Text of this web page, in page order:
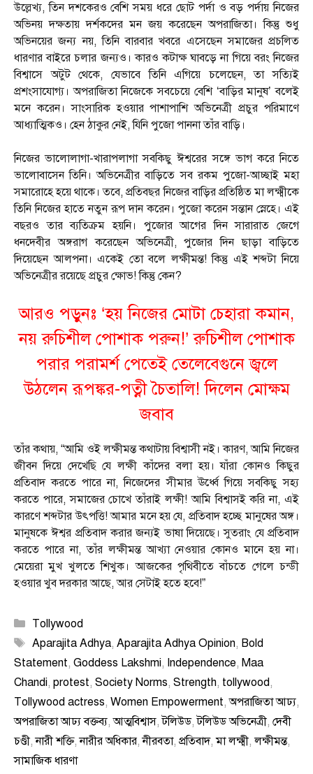
উল্লেখ্য, তিন দশকেরও বেশি সময় ধরে ছোট পর্দা ও বড় পর্দায় নিজের
অভিনয় দক্ষতায় দর্শকদের মন জয় করেছেন অপরাজিতা। কিন্তু শুধু
অভিনয়ের জন্য নয়, তিনি বারবার খবরে এসেছেন সমাজের প্রচলিত
ধারণার বাইরে চলার জন্যও। কারও কটাক্ষ ঘাবড়ে না গিয়ে বরং নিজের
বিশ্বাসে অটুট থেকে, যেভাবে তিনি এগিয়ে চলেছেন, তা সত্যিই
প্রশংসাযোগ্য। অপরাজিতা নিজেকে সবচেয়ে বেশি ‘বাড়ির মানুষ’ বলেই
মনে করেন। সাংসারিক হওয়ার পাশাপাশি অভিনেত্রী প্রচুর পরিমাণে
আধ্যাত্মিকও। হেন ঠাকুর নেই, যিনি পুজো পাননা তাঁর বাড়ি।
নিজের ভালোলাগা-খারাপলাগা সবকিছু ঈশ্বরের সঙ্গে ভাগ করে নিতে
ভালোবাসেন তিনি। অভিনেত্রীর বাড়িতে সব রকম পুজো-আচ্ছাই মহা
সমারোহে হয়ে থাকে। তবে, প্রতিবছর নিজের বাড়ির প্রতিষ্ঠিত মা লক্ষ্মীকে
তিনি নিজের হাতে নতুন রূপ দান করেন। পুজো করেন সন্তান স্নেহে। এই
বছরও তার ব্যতিক্রম হয়নি। পুজোর আগের দিন সারারাত জেগে
ধনদেবীর অঙ্গরাগ করেছেন অভিনেত্রী, পুজোর দিন ছাড়া বাড়িতে
দিয়েছেন আলপনা। একেই তো বলে লক্ষীমন্ত! কিন্তু এই শব্দটা নিয়ে
অভিনেত্রীর রয়েছে প্রচুর ক্ষোভ! কিন্তু কেন?
আরও পড়ুনঃ ‘হয় নিজের মোটা চেহারা কমান,
নয় রুচিশীল পোশাক পরুন!’ রুচিশীল পোশাক
পরার পরামর্শ পেতেই তেলেবেগুনে জ্বলে
উঠলেন রূপঙ্কর-পত্নী চৈতালি! দিলেন মোক্ষম
জবাব
তাঁর কথায়, “আমি ওই লক্ষীমন্ত কথাটায় বিশ্বাসী নই। কারণ, আমি নিজের
জীবন দিয়ে দেখেছি যে লক্ষী কাঁদের বলা হয়। যাঁরা কোনও কিছুর
প্রতিবাদ করতে পারে না, নিজেদের সীমার ঊর্ধ্বে গিয়ে সবকিছু সহ্য
করতে পারে, সমাজের চোখে তাঁরাই লক্ষী! আমি বিশ্বাসই করি না, এই
কারণে শব্দটার উৎপত্তি! আমার মনে হয় যে, প্রতিবাদ হচ্ছে মানুষের অঙ্গ।
মানুষকে ঈশ্বর প্রতিবাদ করার জন্যই ভাষা দিয়েছে। সুতরাং যে প্রতিবাদ
করতে পারে না, তাঁর লক্ষীমন্ত আখ্যা নেওয়ার কোনও মানে হয় না।
মেয়েরা মুখ খুলতে শিখুক। আজকের পৃথিবীতে বাঁচতে গেলে চন্ডী
হওয়ার খুব দরকার আছে, আর সেটাই হতে হবে!”
Categories
Tollywood
Tags
Aparajita Adhya, Aparajita Adhya Opinion, Bold
Statement, Goddess Lakshmi, Independence, Maa
Chandi, protest, Society Norms, Strength, tollywood,
Tollywood actress, Women Empowerment,অপরাজিতা আঢ্য,
অপরাজিতা আঢ্য বক্তব্য,আত্মবিশ্বাস,টলিউড,টলিউড অভিনেত্রী, দেবী
চণ্ডী,নারী শক্তি,নারীর অধিকার,নীরবতা, প্রতিবাদ,মা লক্ষ্মী,লক্ষীমন্ত,
সামাজিক ধারণা